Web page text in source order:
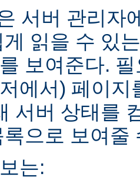
서버 관리자
게 읽을 수 있
보여준다.
에서) 페이지
서버 상태를
으로 보여줄
는: